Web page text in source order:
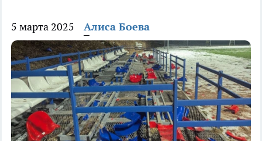
5 марта 2025 Алиса Боева